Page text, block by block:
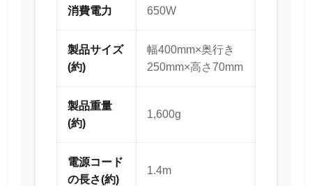
消費電力 650W
製品サイズ
(約)
幅400mm×奥行き
250mm×高さ70mm
製品重量
(約)
1,600g
電源コード
の長さ(約)
1.4m